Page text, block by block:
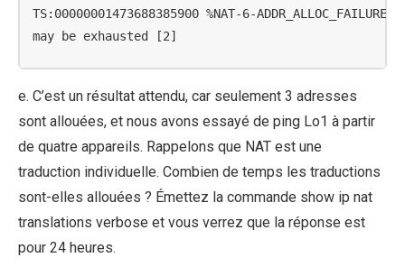
TS:00000001473688385900 %NAT-6-
may be exhausted [2]
e. C’est un résultat attendu, car seulement 3 adresses
sont allouées, et nous avons essayé de ping Lo1 à partir
de quatre appareils. Rappelons que NAT est une
traduction individuelle. Combien de temps les traductions
sont-elles allouées ? Émettez la commande show ip nat
translations verbose et vous verrez que la réponse est
pour 24 heures.